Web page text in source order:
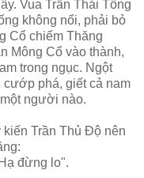
Vua Trần Thái Tông
không nổi, phải bỏ
Cổ chiếm Thăng
Mông Cổ vào thành,
trong ngục. Ngột
phá, giết cả nam
người nào.
Trần Thủ Độ nên
đừng lo".